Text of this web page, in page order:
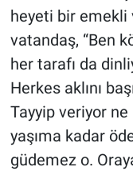
heyeti bir
vatandaş, “Ben
her tarafı da
Herkes aklını
Tayyip veriyor ne
yaşıma kadar
güdemez o.
Ne demişti
Nedir
Popüler
Programlar
Sağlık